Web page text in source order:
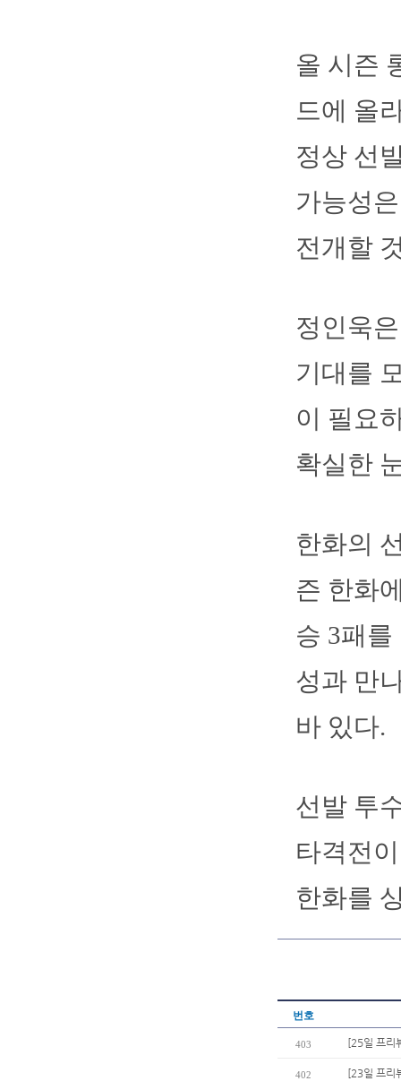
올 시즌
드에 올
정상 선
가능성
전개할
정인욱
기대를
이 필요
확실한
한화의
즌 한화
승 3패를
성과 만
바 있다.
선발 투
타격전
한화를
번호
403 [25일 프리
402 [23일 프리